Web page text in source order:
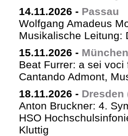
14.11.2026 - Passau
Wolfgang Amadeus
Musikalische Leitung:
15.11.2026 -
Beat Furrer: a sei
Cantando Admont,
18.11.2026 - Dresden
Anton Bruckner: 4.
HSO
Kluttig